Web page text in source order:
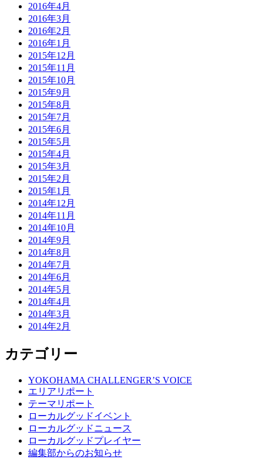
2016年4月
2016年3月
2016年2月
2016年1月
2015年12月
2015年11月
2015年10月
2015年9月
2015年8月
2015年7月
2015年6月
2015年5月
2015年4月
2015年3月
2015年2月
2015年1月
2014年12月
2014年11月
2014年10月
2014年9月
2014年8月
2014年7月
2014年6月
2014年5月
2014年4月
2014年3月
2014年2月
カテゴリー
YOKOHAMA CHALLENGER’S VOICE
エリアリポート
テーマリポート
ローカルグッドイベント
ローカルグッドニュース
ローカルグッドプレイヤー
編集部からのお知らせ